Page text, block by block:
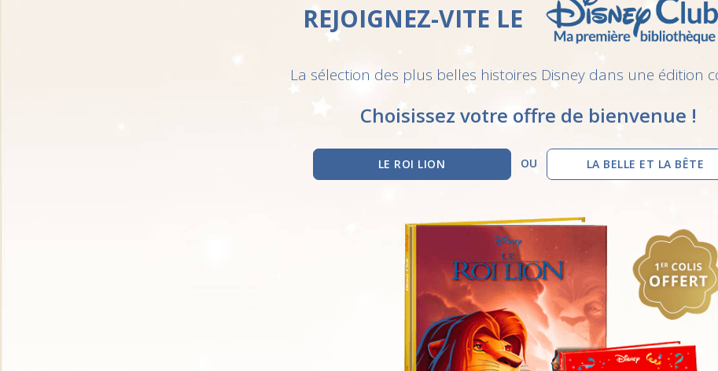
REJOIGNEZ-VITE LE
La sélection des plus belles histoires Disney dans une édition
Choisissez votre offre de bienvenue !
LE ROI LION OU LA BELLE ET LA BÊTE